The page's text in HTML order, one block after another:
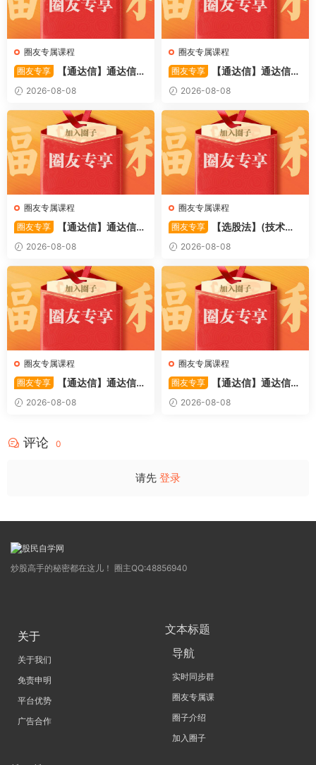
圈友专属课程
圈友专享
【通达信】通达信
〖备战龙妖〗副图/选股 精准
捕捉龙头启动进场信号 源码
2026-08-08
圈友专属课程
圈友专享
【通达信】通达信
〖重心突破〗主副图/选股 捕
捉股价在特定形态下的反转与
启动信号 源码
2026-08-08
圈友专属课程
圈友专享
【通达信】通达信
〖萧啸双通道〗主图指标 研判
股价运行通道、捕捉短线买卖
时机 源码
2026-08-08
圈友专属课程
圈友专享
【选股法】(技术篇)
强势个股选股法操作理念、策
略与工具（上下）视频课程 共
2个视频
2026-08-08
圈友专属课程
圈友专享
【通达信】通达信
〖极致主力〗主副图/选股 放
量不算突破，站上压力才算！
2026-08-08
圈友专属课程
圈友专享
【通达信】通达信
〖超强MACD〗副图指标 斐波
那契+三重共振，捕捉买卖
2026-08-08
评论 0
请先 登录
炒股高手的秘密都在这儿！ 圈主QQ:48856940
关于
关于我们
免责申明
平台优势
广告合作
文本标题
导航
实时同步群
圈友专属课
圈子介绍
加入圈子